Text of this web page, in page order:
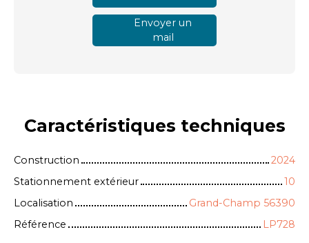
Envoyer un
mail
Caractéristiques techniques
Construction
2024
Stationnement extérieur
10
Localisation
Grand-Champ 56390
Référence
LP728